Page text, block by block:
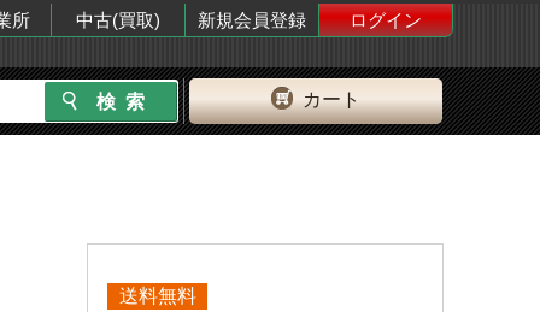
所 中古(買取) 新規会員登録 ログイン
カート
送料無料